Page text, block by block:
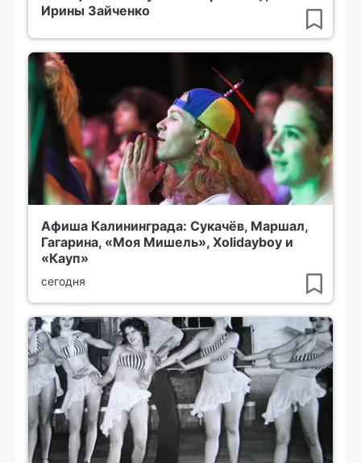
Ирины Зайченко
Афиша Калининграда: Сукачёв, Маршал,
Гагарина, «Моя Мишель», Xolidayboy и
«Кауп»
сегодня